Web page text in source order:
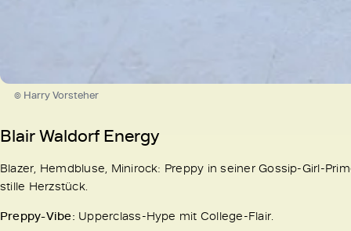
© Harry Vorsteher
Blair Waldorf Energy
Blazer, Hemdbluse, Minirock: Preppy in seiner Gossip-Girl-
stille Herzstück.
Preppy-Vibe: Upperclass-Hype mit College-Flair.